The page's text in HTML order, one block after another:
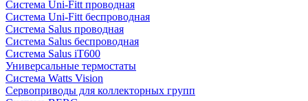
Система Uni-Fitt проводная
Система Uni-Fitt беспроводная
Система Salus проводная
Система Salus беспроводная
Система Salus iT600
Универсальные термостаты
Система Watts Vision
Сервоприводы для коллекторных групп